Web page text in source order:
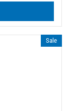
Sale